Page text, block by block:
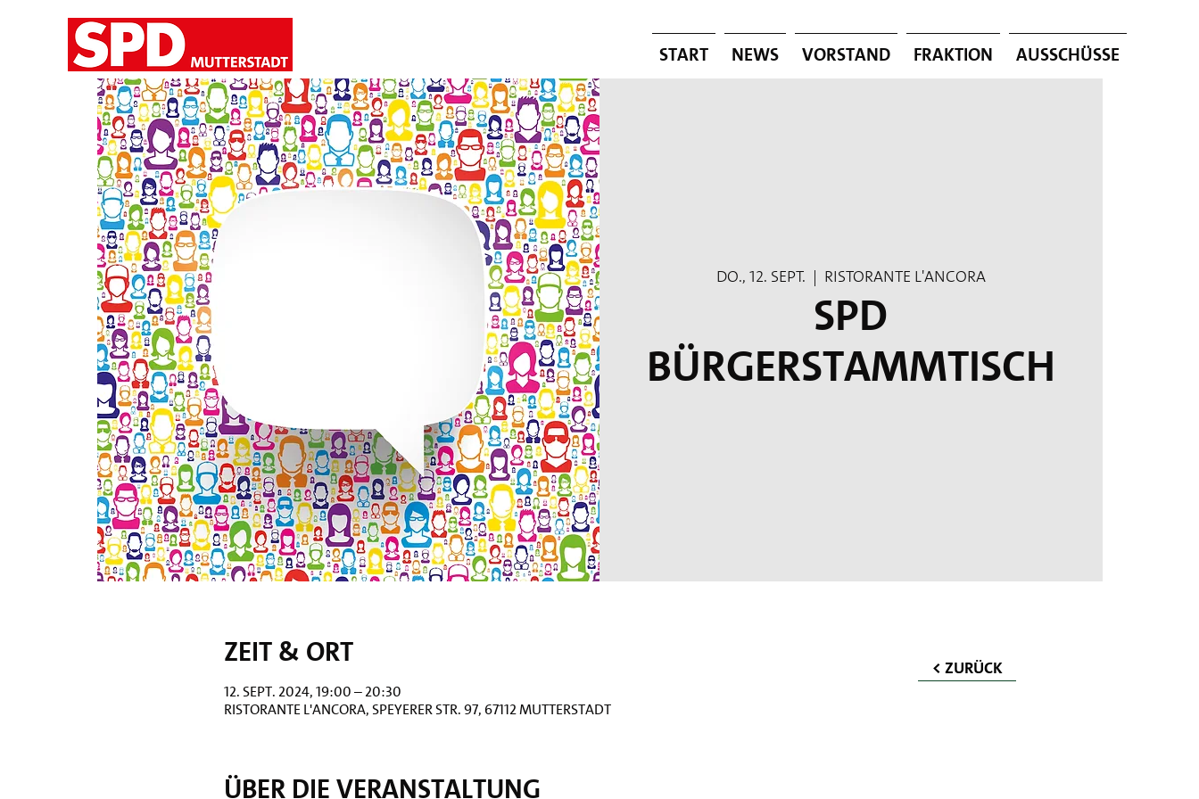
Start News Vorstand Fraktion Ausschüsse
Do., 12. Sept.
  |
Ristorante L'Ancora
SPD
Bürgerstammtisch
Zeit & Ort
12. Sept. 2024, 19:00 – 20:30
Ristorante L'Ancora, Speyerer Str. 97, 67112 Mutterstadt
Über die Veranstaltung
< ZURÜCK